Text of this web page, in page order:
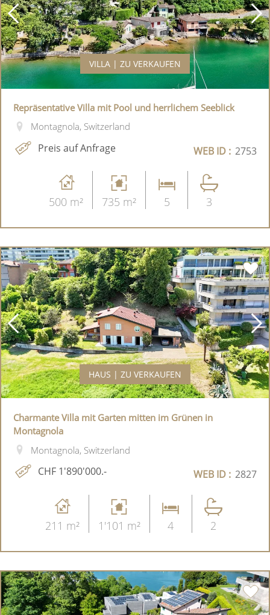
VILLA | ZU VERKAUFEN
Repräsentative Villa mit Pool und herrlichem Seeblick
Montagnola, Switzerland
Preis auf Anfrage WEB ID : 2753
500 m² 735 m² 5 3
HAUS | ZU VERKAUFEN
Charmante Villa mit Garten mitten im Grünen in
Montagnola
Montagnola, Switzerland
CHF 1'890'000.- WEB ID : 2827
211 m² 1'101 m² 4 2